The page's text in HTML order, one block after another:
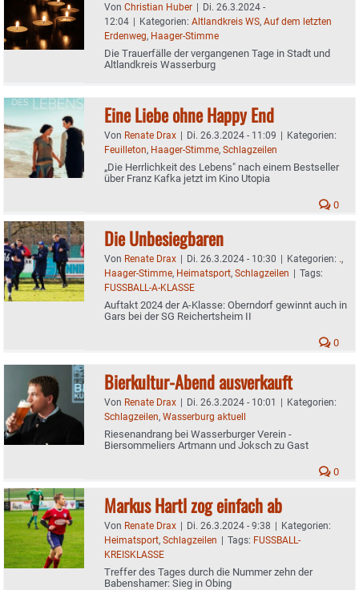
Von Christian Huber | Di. 26.3.2024 -
12:04 | Kategorien: Altlandkreis WS, Auf dem letzten
Erdenweg, Haager-Stimme
Die Trauerfälle der vergangenen Tage in Stadt und
Altlandkreis Wasserburg
Eine Liebe ohne Happy End
Von Renate Drax | Di. 26.3.2024 - 11:09 | Kategorien:
Feuilleton, Haager-Stimme, Schlagzeilen
„Die Herrlichkeit des Lebens" nach einem Bestseller
über Franz Kafka jetzt im Kino Utopia
0
Die Unbesiegbaren
Von Renate Drax | Di. 26.3.2024 - 10:30 | Kategorien: .,
Haager-Stimme, Heimatsport, Schlagzeilen | Tags:
FUSSBALL-A-KLASSE
Auftakt 2024 der A-Klasse: Oberndorf gewinnt auch in
Gars bei der SG Reichertsheim II
0
Bierkultur-Abend ausverkauft
Von Renate Drax | Di. 26.3.2024 - 10:01 | Kategorien:
Schlagzeilen, Wasserburg aktuell
Riesenandrang bei Wasserburger Verein -
Biersommeliers Artmann und Joksch zu Gast
0
Markus Hartl zog einfach ab
Von Renate Drax | Di. 26.3.2024 - 9:38 | Kategorien:
Heimatsport, Schlagzeilen | Tags: FUSSBALL-
KREISKLASSE
Treffer des Tages durch die Nummer zehn der
Babenshamer: Sieg in Obing